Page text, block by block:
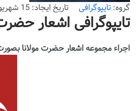
گروه:تایپوگرافی تاریخ ایجاد: 15 شهریور 1396
تایپوگرافی اشعار
اجراء مجموعه اشعار حضرت مولانا